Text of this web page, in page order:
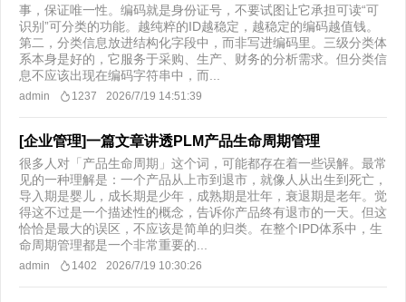
事，保证唯一性。编码就是身份证号，不要试图让它承担可读“可
识别”可分类的功能。越纯粹的ID越稳定，越稳定的编码越值钱。
第二，分类信息放进结构化字段中，而非写进编码里。三级分类体
系本身是好的，它服务于采购、生产、财务的分析需求。但分类信
息不应该出现在编码字符串中，而...
admin 1237 2026/7/19 14:51:39
[企业管理]一篇文章讲透PLM产品生命周期管理
很多人对「产品生命周期」这个词，可能都存在着一些误解。最常
见的一种理解是：一个产品从上市到退市，就像人从出生到死亡，
导入期是婴儿，成长期是少年，成熟期是壮年，衰退期是老年。觉
得这不过是一个描述性的概念，告诉你产品终有退市的一天。但这
恰恰是最大的误区，不应该是简单的归类。在整个IPD体系中，生
命周期管理都是一个非常重要的...
admin 1402 2026/7/19 10:30:26